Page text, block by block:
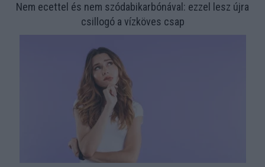
Nem ecettel és nem szódabikarbónával: ezzel lesz újra
csillogó a vízköves csap